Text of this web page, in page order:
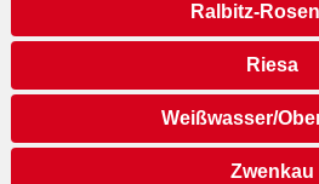
Ralbitz-
Riesa
Weißwasser/
Zwenkau